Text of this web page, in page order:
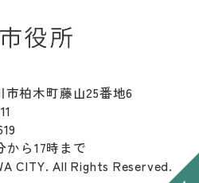
市柏木町藤山25番地6
から17時まで
CITY. All Rights Reserved.